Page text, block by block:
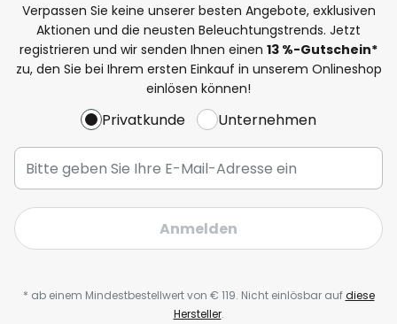
Verpassen Sie keine unserer besten Angebote, exklusiven
Aktionen und die neusten Beleuchtungstrends. Jetzt
registrieren und wir senden Ihnen einen 13 %-Gutschein*
zu, den Sie bei Ihrem ersten Einkauf in unserem Onlineshop
einlösen können!
Privatkunde Unternehmen
Anmelden
* ab einem Mindestbestellwert von € 119. Nicht einlösbar aufdiese
Hersteller.